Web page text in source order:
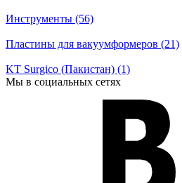
Инструменты (56)
Пластины для вакуумформеров (21)
KT Surgico (Пакистан) (1)
Мы в социальных сетях